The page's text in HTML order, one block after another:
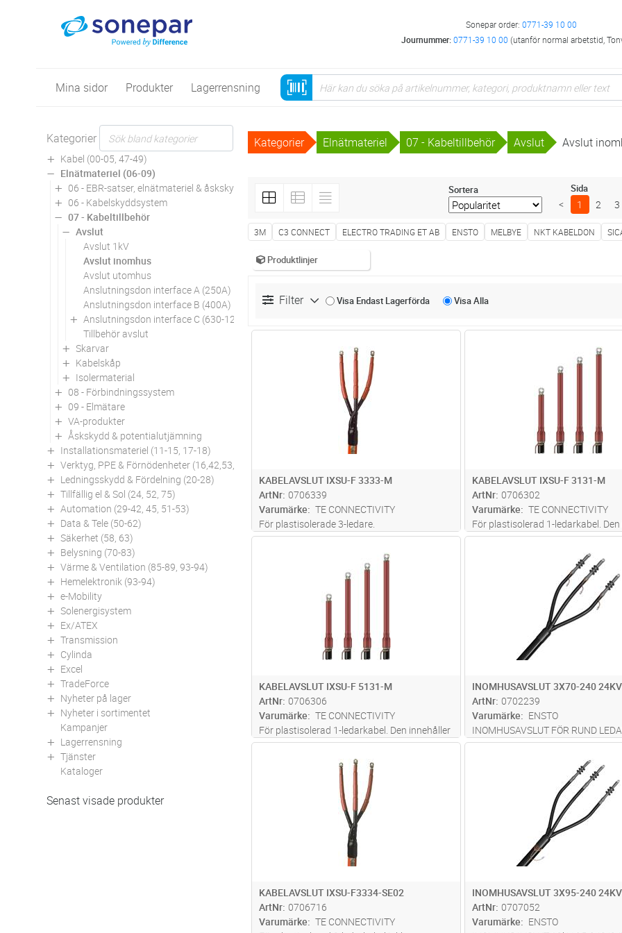
Sonepar order: 0771-39 10 00
Journummer:0771-39 10 00 (utanför normal arbetstid,
Mina sidor Produkter Lagerrensning
Kategorier
Kabel (00-05, 47-49)
Elnätmateriel (06-09)
06 - EBR-satser, elnätmateriel & åskskydd
06 - Kabelskyddsystem
07 - Kabeltillbehör
Avslut
Avslut 1kV
Avslut inomhus
Avslut utomhus
Anslutningsdon interface A (250A)
Anslutningsdon interface B (400A)
Anslutningsdon interface C (630-1250A)
Tillbehör avslut
Skarvar
Kabelskåp
Isolermaterial
08 - Förbindningssystem
09 - Elmätare
VA-produkter
Åskskydd & potentialutjämning
Installationsmateriel (11-15, 17-18)
Verktyg, PPE & Förnödenheter (16,42,53,94)
Ledningsskydd & Fördelning (20-28)
Tillfällig el & Sol (24, 52, 75)
Automation (29-42, 45, 51-53)
Data & Tele (50-62)
Säkerhet (58, 63)
Belysning (70-83)
Värme & Ventilation (85-89, 93-94)
Hemelektronik (93-94)
e-Mobility
Solenergisystem
Ex/ATEX
Transmission
Cylinda
Excel
TradeForce
Nyheter på lager
Nyheter i sortimentet
Kampanjer
Lagerrensning
Tjänster
Kataloger
Senast visade produkter
Kategorier Elnätmateriel 07 - Kabeltillbehör Avslut Avslut
Sortera Sida
< 1 2 3
3M C3 CONNECT ELECTRO TRADING ET AB ENSTO MELBYE NKT KABELDON
Produktlinjer
Filter Visa Endast Lagerförda VisaAlla
Lägg i kundvagn
KABELAVSLUT IXSU-F 3333-M
ArtNr 0706339
Varumärke
TE CONNECTIVITY
För plastisolerade 3-ledare.
Krypströmsbeständing krympslang.
Integrerad zinkoxidbaserad fältstyrnings-
och tätningsmassa. CNTM slang skyddar
slackarna och grenbyxa tätar mot
fuktinträgning. Inomhus
Lägg i
KABELAVSLUT IXSU-F 3131-M
ArtNr 0706302
Varumärke
TE CONNECTIVITY
För plastisolerad 1-ledarkabel.
krypströmsbeständig krympslang
integrerad zinkoxidbaserad
och tätningsmassa. Den är
och har bra tätning mot fukt. In
Lägg i kundvagn
KABELAVSLUT IXSU-F 5131-M
ArtNr 0706306
Varumärke
TE CONNECTIVITY
För plastisolerad 1-ledarkabel. Den innehåller
krypströmsbeständig krympslang med
integrerad zinkoxidbaserad fältstyrnings-
och tätningsmassa. Den är mekaniskt robust
och har bra tätning mot fukt. In
Lägg i
INOMHUSAVSLUT 3X70-240
ArtNr 0702239
Varumärke
ENSTO
INOMHUSAVSLUT FÖR RUND
95-240MM²/ 24kV 70-240MM²,
SEKTORFORMAD LEDARE 150-
KALLKRYMP/HYBRID INKLUSIVE
PARTSKÄRMNINGSSATS FÖR PEX
3-LEDARKABEL MED AL/CU SKÄRM
...läs mer
Lägg i kundvagn
KABELAVSLUT IXSU-F3334-SE02
ArtNr 0706716
Varumärke
TE CONNECTIVITY
INOMHUSAVSLUT 3X95-240 24KV
ArtNr 0707052
Varumärke
ENSTO